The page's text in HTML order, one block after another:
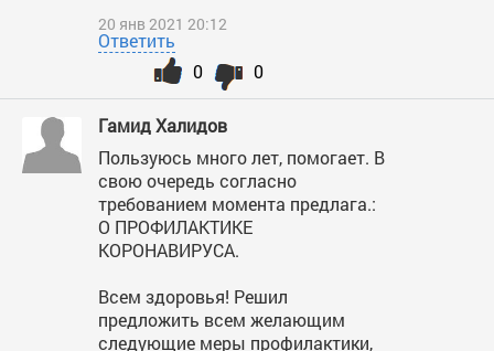
20 янв 2021 20:12
Ответить
0
0
Гамид Халидов
Пользуюсь много лет, помогает. В
свою очередь согласно
требованием момента предлага.:
О ПРОФИЛАКТИКЕ
КОРОНАВИРУСА.
Всем здоровья! Решил
предложить всем желающим
следующие меры профилактики,